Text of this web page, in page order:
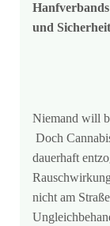
und
Niemand will
Doch
dauerhaft
nicht am